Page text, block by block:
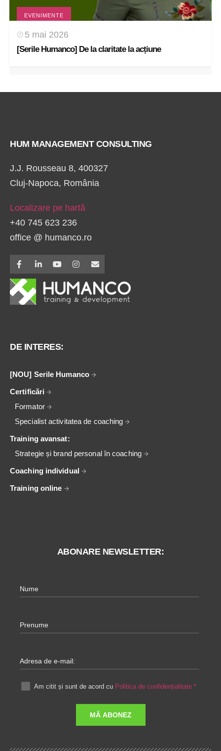
EVENIMENTE
5 mai 2026
[Serile Humanco] De la claritate la acțiune
HUM MANAGEMENT CONSULTING
J.J. Rousseau 8, 400327
Cluj-Napoca, România
Localizare pe hartă
+40 745 623 236
office @ humanco.ro
DE INTERES:
[NOU] Serile Humanco
Certificări
Formator
Specialist activitatea de coaching
Training avansat:
Strategie și brand personal în coaching
Coaching individual
Training online
ABONARE NEWSLETTER:
Nume
Prenume
Adresa de e-mail:
Am citit și sunt de acord cu Politica de confidențialitate *